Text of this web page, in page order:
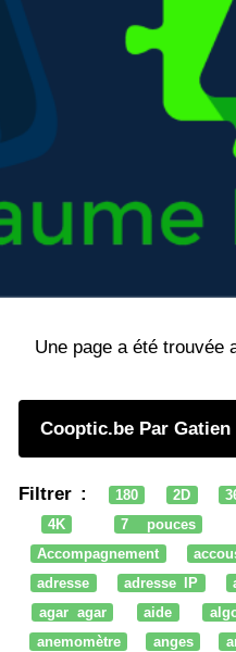
Une page a été trouvée
Cooptic.be Par
Filtrer : 180 2D
4K
7 pouces
Accompagnement
adresse
adresse IP
agar agar
aide
anemomètre
anges